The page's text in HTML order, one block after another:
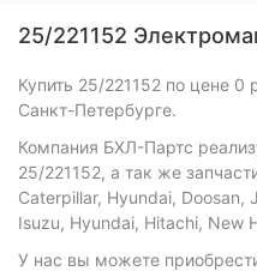
25/221152
Купить 25/221152 по цене
Санкт-Петербурге.
Компания БХЛ-Партс
25/221152, а так же
Caterpillar, Hyundai, Doosan,
Isuzu, Hyundai, Hitachi, New
У нас вы можете